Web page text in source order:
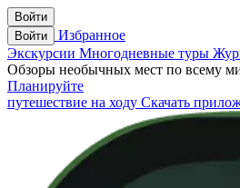
Войти
Войти
Избранное
Экскурсии Многодневные туры
Обзоры необычных мест по всему
Планируйте
путешествие на ходу Скачать